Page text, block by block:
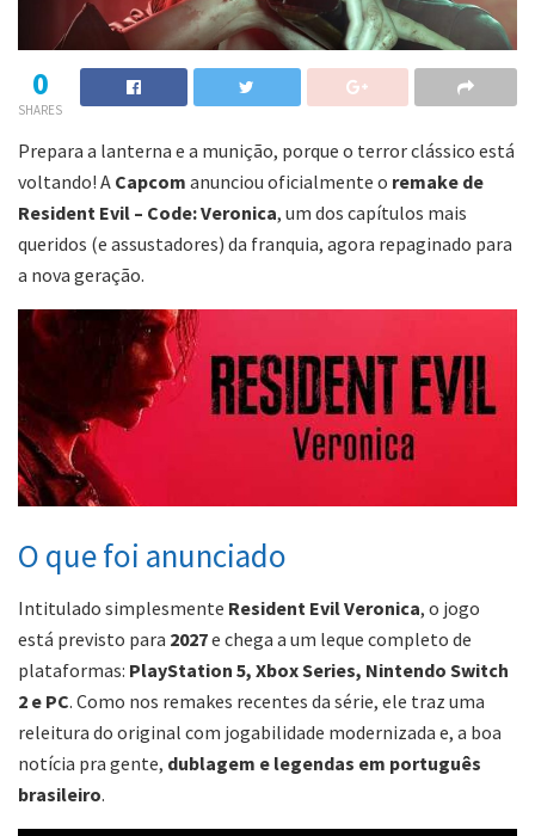
0
SHARES
Prepara a lanterna e a munição, porque o terror clássico está
voltando! A Capcom anunciou oficialmente o remake de
Resident Evil – Code: Veronica, um dos capítulos mais
queridos (e assustadores) da franquia, agora repaginado para
a nova geração.
O que foi anunciado
Intitulado simplesmente Resident Evil Veronica, o jogo
está previsto para 2027e chega a um leque completo de
plataformas: PlayStation 5, Xbox Series, Nintendo Switch
2 e PC. Como nos remakes recentes da série, ele traz uma
releitura do original com jogabilidade modernizada e, a boa
notícia pra gente, dublagem e legendas em português
brasileiro.